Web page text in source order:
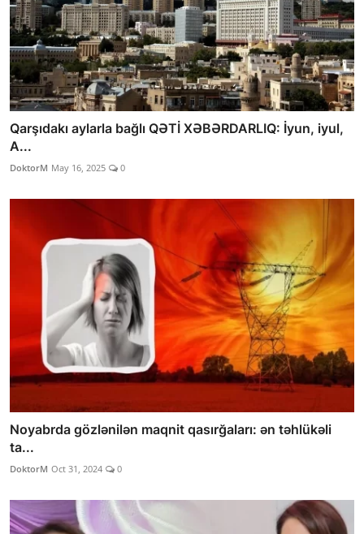
Qarşıdakı aylarla bağlı QƏTİ XƏBƏRDARLIQ: İyun, iyul,
A...
DoktorM May 16, 2025 0
Noyabrda gözlənilən maqnit qasırğaları: ən təhlükəli
ta...
DoktorM Oct 31, 2024 0